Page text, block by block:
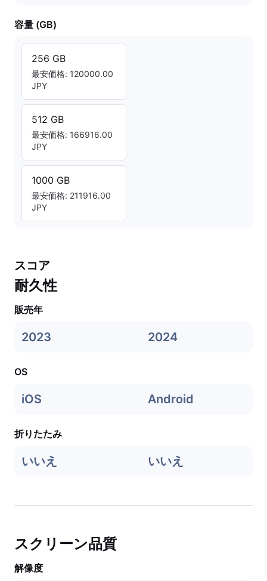
容量 (GB)
256 GB
最安価格: 120000.00
JPY
512 GB
最安価格: 166916.00
JPY
1000 GB
最安価格: 211916.00
JPY
スコア
耐久性
販売年
2023 2024
OS
iOS Android
折りたたみ
いいえ いいえ
スクリーン品質
解像度